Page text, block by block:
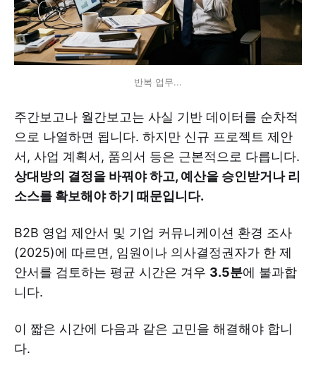
반복 업무...
주간보고나 월간보고는 사실 기반 데이터를 순차적
으로 나열하면 됩니다. 하지만 신규 프로젝트 제안
서, 사업 계획서, 품의서 등은 근본적으로 다릅니다.
상대방의 결정을 바꿔야 하고, 예산을 승인받거나 리
소스를 확보해야 하기 때문입니다.
B2B 영업 제안서 및 기업 커뮤니케이션 환경 조사
(2025)에 따르면, 임원이나 의사결정권자가 한 제
안서를 검토하는 평균 시간은 겨우 3.5분에 불과합
니다.
이 짧은 시간에 다음과 같은 고민을 해결해야 합니
다.